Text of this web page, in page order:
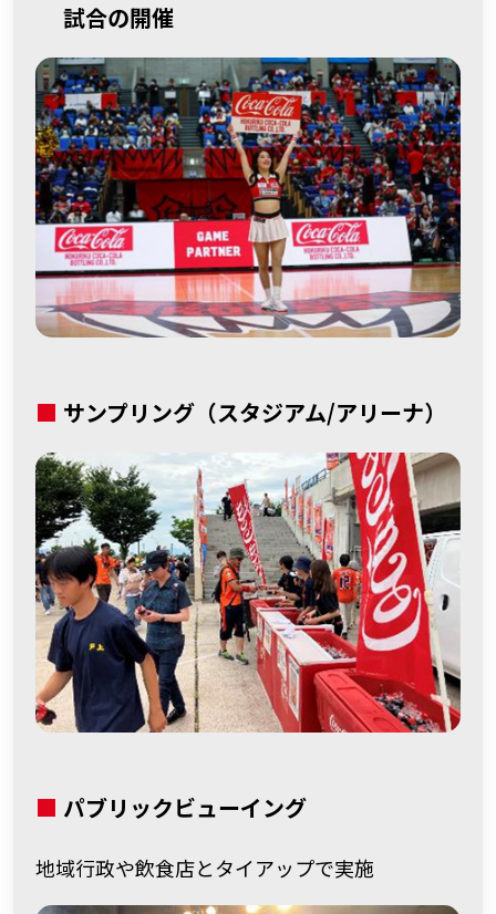
試合の開催
■ サンプリング （スタジアム/アリーナ）
■ パブリックビューイング
地域行政や飲食店とタイアップで実施